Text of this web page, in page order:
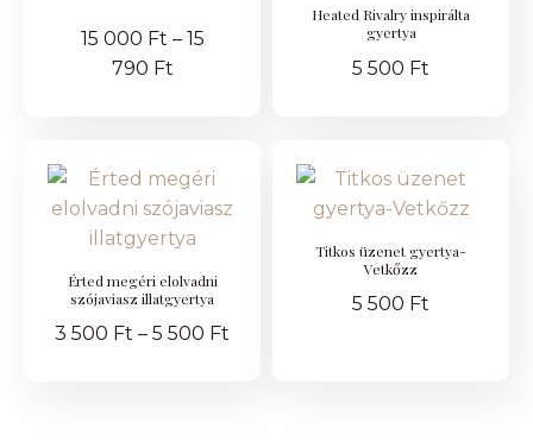
15 000 Ft – 15
790 Ft
Heated Rivalry inspirálta
gyertya
5 500 Ft
Érted megéri elolvadni
szójaviasz illatgyertya
3 500 Ft – 5 500 Ft
Titkos üzenet gyertya-
Vetkőzz
5 500 Ft